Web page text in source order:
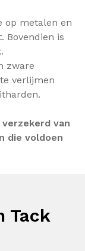
op metalen en
Bovendien is
zware
verlijmen
van
die voldoen
Tack